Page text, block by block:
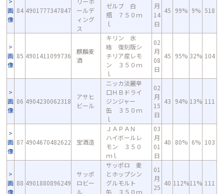
画
像
84 4901777347847
ールデ
ィング
ス
ゼルブ 白
瓶 ７５０ｍ
ｌ
月
14
日
45 99% 9% 518
画
像
85 4901411099736
麒麟麦
酒
キリン 氷
結 復刻版シ
チリア産レモ
ン ３５０ｍ
ｌ
02
月
08
日
45 95% 32% 104
画
像
86 4904230062318
アサヒ
ビール
ニッカ淡麗辛
口ＨＢドライ
ジンジャー
缶 ３５０ｍ
ｌ
02
月
15
日
43 94% 13% 111
画
像
87 4904670482622 宝酒造
ＪＡＰＡＮ
ハイボールレ
モン ３５０
ｍｌ
03
月
01
日
40 80% 6% 103
画
像
88 4901880896249
サッポ
ロビー
ル
サッポロ 麦
とホップシン
グルモルト
缶 ３５０ｍ
01
月
25
40 112%11% 111